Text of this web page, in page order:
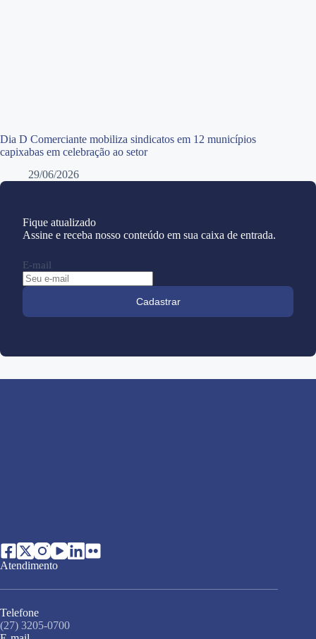
Dia D Comerciante mobiliza sindicatos em 12 municípios
capixabas em celebração ao setor
29/06/2026
Fique atualizado
Assine e receba nosso conteúdo em sua caixa de entrada.
E-mail
Cadastrar
Atendimento
Telefone
(27) 3205-0700